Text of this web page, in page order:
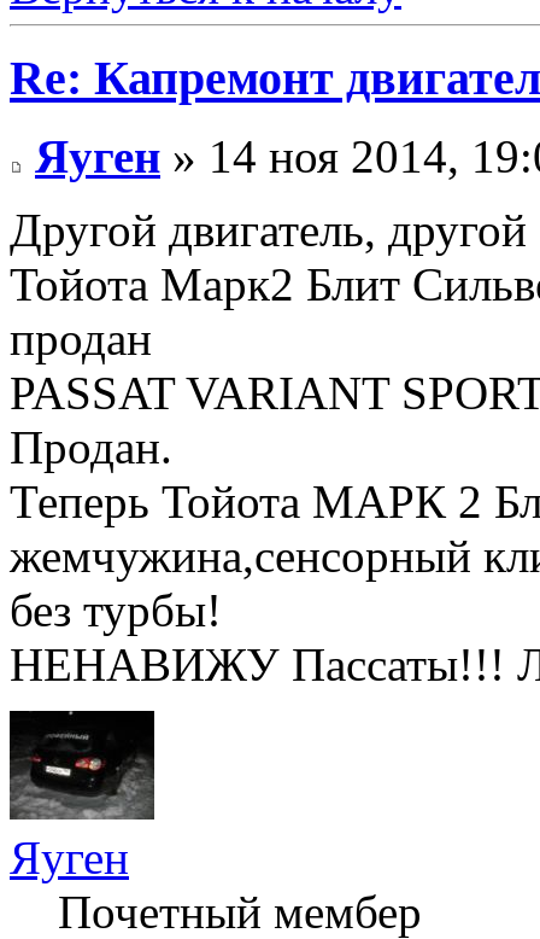
Re: Капремонт
Яуген » 14 ноя 2014,
Другой двигатель,
Тойота Марк2 Блит
продан
PASSAT VARIANT
Продан.
Теперь Тойота МАРК 2
жемчужина,сенсорный
без турбы!
НЕНАВИЖУ
Яуген
Почетный мембер